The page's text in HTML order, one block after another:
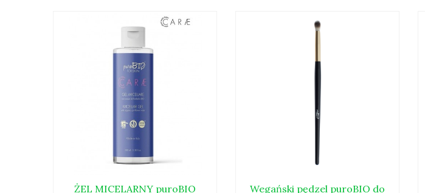
ŻEL MICELARNY puroBIO
Wegański pędzel puroBIO do